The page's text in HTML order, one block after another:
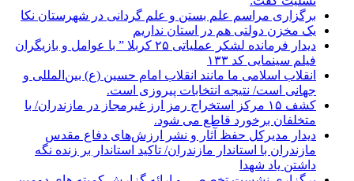
برگزاری مراسم علم بستن و علم گردانی در شهرستان نکا
یک مخزن دولتی هم در استان نداریم
دیدار فرمانده لشکر عملیاتی ۲۵ کربلا ” با عوامل و بازیگران
فیلم سینمایی کد ۱۳۳
انقلاب اسلامی ما مانند انقلاب امام حسین (ع) بین‌المللی و
جهانی است/ نتیجه انتخابات پیروزی است.
کشف ۱۵ مرکز استخراج رمز ارز غیرمجاز در مازندران/ با
متخلفان برخورد قاطع می شود.
دیدار مدیرکل حفظ آثار و نشر ارزش‌های دفاع مقدس
مازندران با استاندار مازندران/ تاکید استاندار بر زنده نگه
داشتن یاد شهدا